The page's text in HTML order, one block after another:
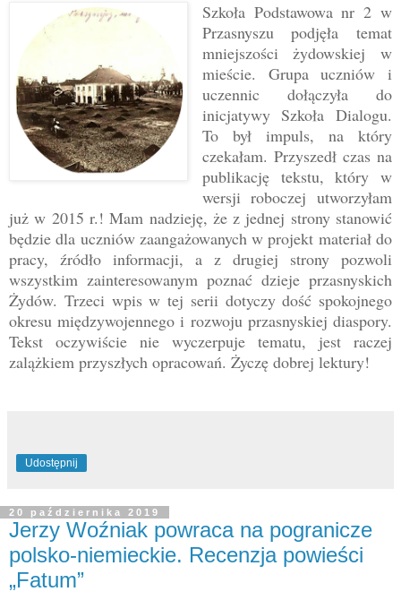
Szkoła Podstawowa nr 2 w
Przasnyszu podjęła temat
mniejszości żydowskiej w
mieście. Grupa uczniów i
uczennic dołączyła do
inicjatywy Szkoła Dialogu.
To był impuls, na który
czekałam. Przyszedł czas na
publikację tekstu, który w
wersji roboczej utworzyłam
już w 2015 r.! Mam nadzieję, że z jednej strony stanowić
będzie dla uczniów zaangażowanych w projekt materiał do
pracy, źródło informacji, a z drugiej strony pozwoli
wszystkim zainteresowanym poznać dzieje przasnyskich
Żydów. Trzeci wpis w tej serii dotyczy dość spokojnego
okresu międzywojennego i rozwoju przasnyskiej diaspory.
Tekst oczywiście nie wyczerpuje tematu, jest raczej
zalążkiem przyszłych opracowań. Życzę dobrej lektury!
Udostępnij
20 października 2019
Jerzy Woźniak powraca na pogranicze
polsko-niemieckie. Recenzja powieści
„Fatum”